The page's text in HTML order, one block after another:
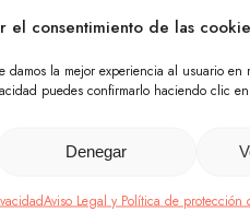
el consentimiento de las
damos la mejor experiencia al usuario en
puedes confirmarlo haciendo clic
Denegar
Aviso Legal y Política de protección
de grasa, lo que
venas conocidas en
que son de